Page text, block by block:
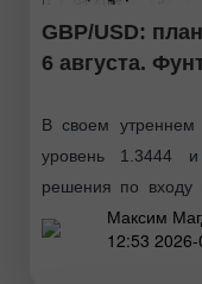
GBP/USD:
6 августа.
В своем
уровень 1.3444
решения по входу
минутный график и
Максим
12:53